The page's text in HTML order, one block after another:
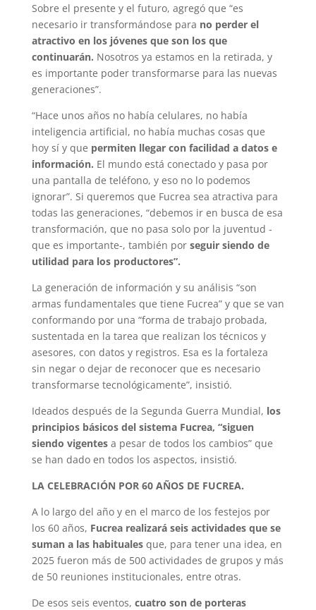
Sobre el presente y el futuro, agregó que “es
necesario ir transformándose para no perder el
atractivo en los jóvenes que son los que
continuarán. Nosotros ya estamos en la retirada, y
es importante poder transformarse para las nuevas
generaciones”.
“Hace unos años no había celulares, no había
inteligencia artificial, no había muchas cosas que
hoy sí y que permiten llegar con facilidad a datos e
información. El mundo está conectado y pasa por
una pantalla de teléfono, y eso no lo podemos
ignorar”. Si queremos que Fucrea sea atractiva para
todas las generaciones, “debemos ir en busca de esa
transformación, que no pasa solo por la juventud -
que es importante-, también por seguir siendo de
utilidad para los productores”.
La generación de información y su análisis “son
armas fundamentales que tiene Fucrea” y que se van
conformando por una “forma de trabajo probada,
sustentada en la tarea que realizan los técnicos y
asesores, con datos y registros. Esa es la fortaleza
sin negar o dejar de reconocer que es necesario
transformarse tecnológicamente”, insistió.
Ideados después de la Segunda Guerra Mundial, los
principios básicos del sistema Fucrea, “siguen
siendo vigentes a pesar de todos los cambios” que
se han dado en todos los aspectos, insistió.
LA CELEBRACIÓN POR 60 AÑOS DE FUCREA.
A lo largo del año y en el marco de los festejos por
los 60 años, Fucrea realizará seis actividades que se
suman a las habitualesque, para tener una idea, en
2025 fueron más de 500 actividades de grupos y más
de 50 reuniones institucionales, entre otras.
De esos seis eventos, cuatro son de porteras